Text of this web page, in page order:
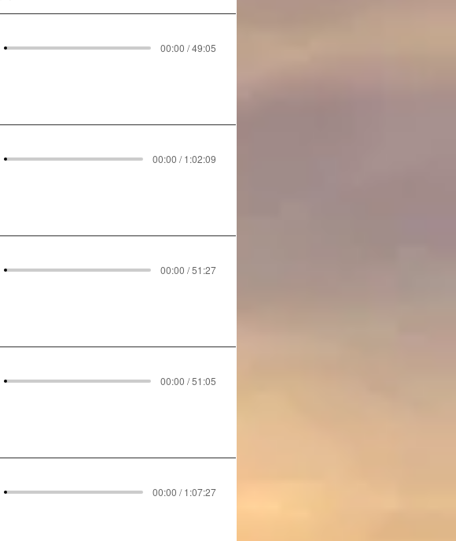
00:00 / 49:05
00:00 / 1:02:09
00:00 / 51:27
00:00 / 51:05
00:00 / 1:07:27